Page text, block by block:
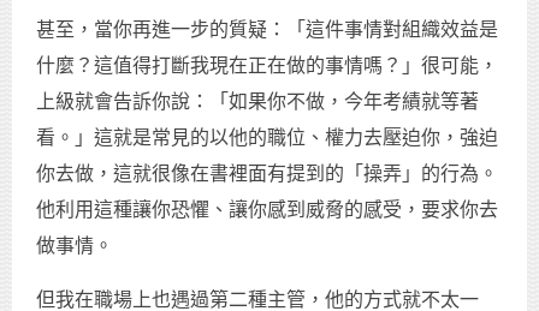
甚至，當你再進一步的質疑：「這件事情對組織效益是
什麼？這值得打斷我現在正在做的事情嗎？」很可能，
上級就會告訴你說：「如果你不做，今年考績就等著
看。」這就是常見的以他的職位、權力去壓迫你，強迫
你去做，這就很像在書裡面有提到的「操弄」的行為。
他利用這種讓你恐懼、讓你感到威脅的感受，要求你去
做事情。
但我在職場上也遇過第二種主管，他的方式就不太一